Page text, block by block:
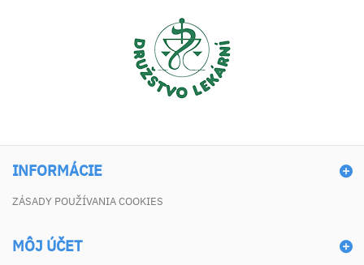
INFORMÁCIE
ZÁSADY POUŽÍVANIA COOKIES
MÔJ ÚČET